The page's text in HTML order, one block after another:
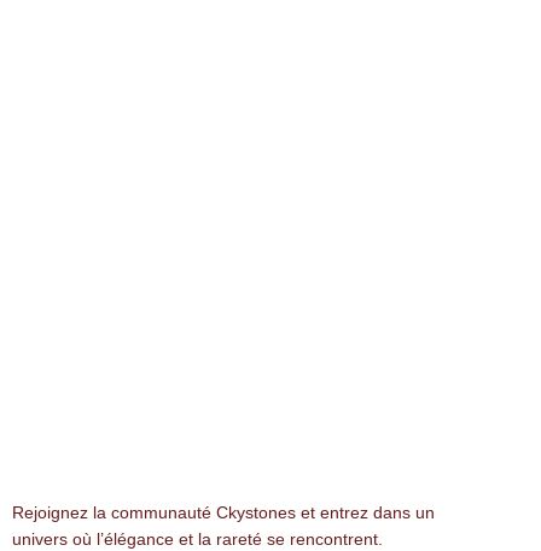
Rejoignez la communauté Ckystones et entrez dans un
univers où l’élégance et la rareté se rencontrent.